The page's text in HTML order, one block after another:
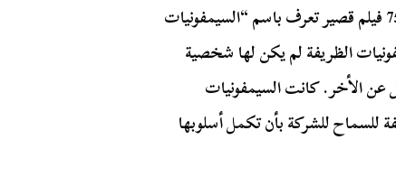
من 1929 إلى 1939، أنتج والت ديزني مجموعة تتكون من 75 فيلم قصير تعرف باسم “السيمفونيات
الظريفة لم يكن لها شخصية
الأخر. كانت السيمفونيات
للسماح للشركة بأن تكمل أسلوبها